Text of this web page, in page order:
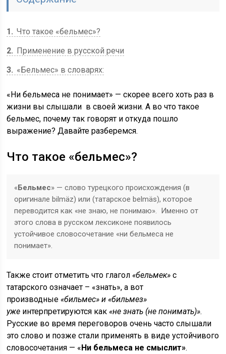
1
Что такое «бельмес»?
2
Применение в русской речи
3
«Бельмес» в словарях:
«Ни бельмеса не понимает» — скорее всего хоть раз в
жизни вы слышали в своей жизни. А во что такое
бельмес, почему так говорят и откуда пошло
выражение? Давайте разберемся.
Что такое «бельмес»?
«Бельмес» — слово турецкого происхождения (в
оригинале bilmäz) или (татарское belmäs), которое
переводится как «не знаю, не понимаю». Именно от
этого слова в русском лексиконе появилось
устойчивое словосочетание «ни бельмеса не
понимает».
Также стоит отметить что глагол«бельмек» с
татарского означает – «знать», а вот
производные«бильмес» и «бильмез»
уже интерпретируются как«не знать (не понимать)».
Русские во время переговоров очень часто слышали
это слово и позже стали применять в виде устойчивого
словосочетания — «Ни бельмеса не смыслит».